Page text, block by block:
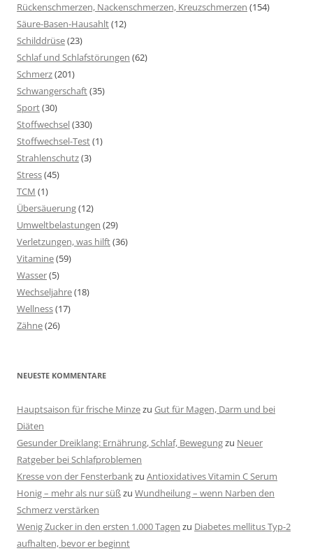
Rückenschmerzen, Nackenschmerzen, Kreuzschmerzen (154)
Säure-Basen-Hausahlt(12)
Schilddrüse(23)
Schlaf und Schlafstörungen (62)
Schmerz(201)
Schwangerschaft(35)
Sport(30)
Stoffwechsel(330)
Stoffwechsel-Test(1)
Strahlenschutz(3)
Stress(45)
TCM (1)
Übersäuerung(12)
Umweltbelastungen (29)
Verletzungen, was hilft(36)
Vitamine(59)
Wasser(5)
Wechseljahre(18)
Wellness(17)
Zähne(26)
NEUESTE KOMMENTARE
Hauptsaison für frische Minzezu Gut für Magen, Darm und bei
Diäten
Gesunder Dreiklang: Ernährung, Schlaf, Bewegungzu Neuer
Ratgeber bei Schlafproblemen
Kresse von der Fensterbankzu Antioxidatives Vitamin C Serum
Honig – mehr als nur süßzu Wundheilung – wenn Narben den
Schmerz verstärken
Wenig Zucker in den ersten 1.000 Tagen zu Diabetes mellitus Typ-2
aufhalten, bevor er beginnt